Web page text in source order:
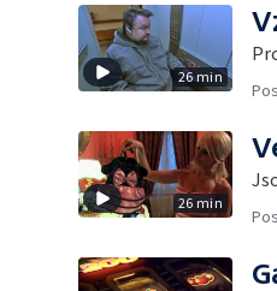
26 min
26 min